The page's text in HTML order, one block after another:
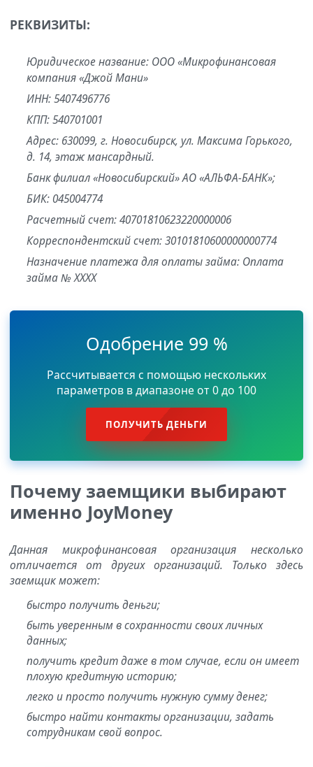
РЕКВИЗИТЫ:
Юридическое название: ООО «Микрофинансовая
компания «Джой Мани»
ИНН: 5407496776
КПП: 540701001
Aдрес: 630099, г. Новосибирск, ул. Максима Горького,
д. 14, этаж мансардный.
Банк филиал «Новосибирский» АО «АЛЬФА-БАНК»;
БИК: 045004774
Расчетный счет: 40701810623220000006
Корреспондентский счет: 30101810600000000774
Назначение платежа для оплаты займа: Оплата
займа № ХХХХ
Одобрение 99 %
Рассчитывается с помощью нескольких
параметров в диапазоне от 0 до 100
ПОЛУЧИТЬ ДЕНЬГИ
Почему заемщики выбирают
именно JoyMoney
Данная микрофинансовая организация несколько
отличается от других организаций. Только здесь
заемщик может:
быстро получить деньги;
быть уверенным в сохранности своих личных
данных;
получить кредит даже в том случае, если он имеет
плохую кредитную историю;
легко и просто получить нужную сумму денег;
быстро найти контакты организации, задать
сотрудникам свой вопрос.